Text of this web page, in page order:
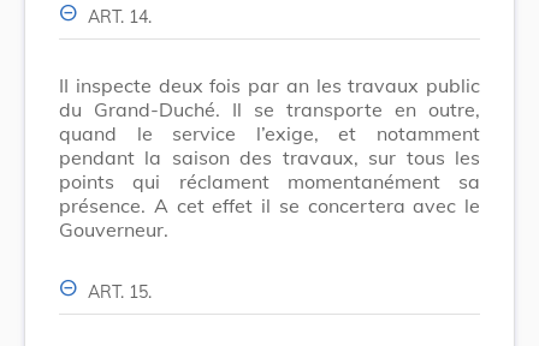
ART. 14.
II inspecte deux fois par an les travaux public
du Grand-Duché. Il se transporte en outre,
quand le service l’exige, et notamment
pendant la saison des travaux, sur tous les
points qui réclament momentanément sa
présence. A cet effet il se concertera avec le
Gouverneur.
ART. 15.